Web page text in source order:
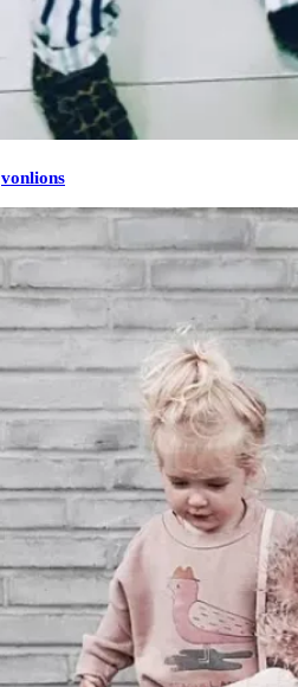
vonlions